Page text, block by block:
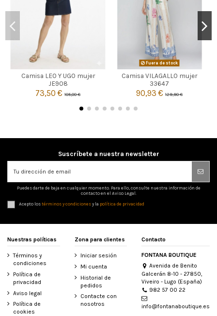
Camisa LEO Y UGO mujer
JE908
73,50 €105,00 €
BLANCO
4

Fuera de stock
Camisa VILAGALLO mujer
33647
90,93 €129,90 €
 Agotado
Suscríbete a nuestra newsletter
Puedes darte de baja en cualquier momento. Para ello, consulte nuestra información de
contacto en el Aviso Legal.
Acepto lostérminos y condicionesy la política de privacidad
Nuestras políticas
Términos y
condiciones
Política de
privacidad
Aviso legal
Política de
cookies
Zona para clientes
Iniciar sesión
Mi cuenta
Historial de
pedidos
Contacte con
nosotros
Contacto
FONTANA BOUTIQUE
Avenida de Benito
Galcerán 8-10 - 27850,
Viveiro - Lugo (España)
982 57 00 22
info@fontanaboutique.es